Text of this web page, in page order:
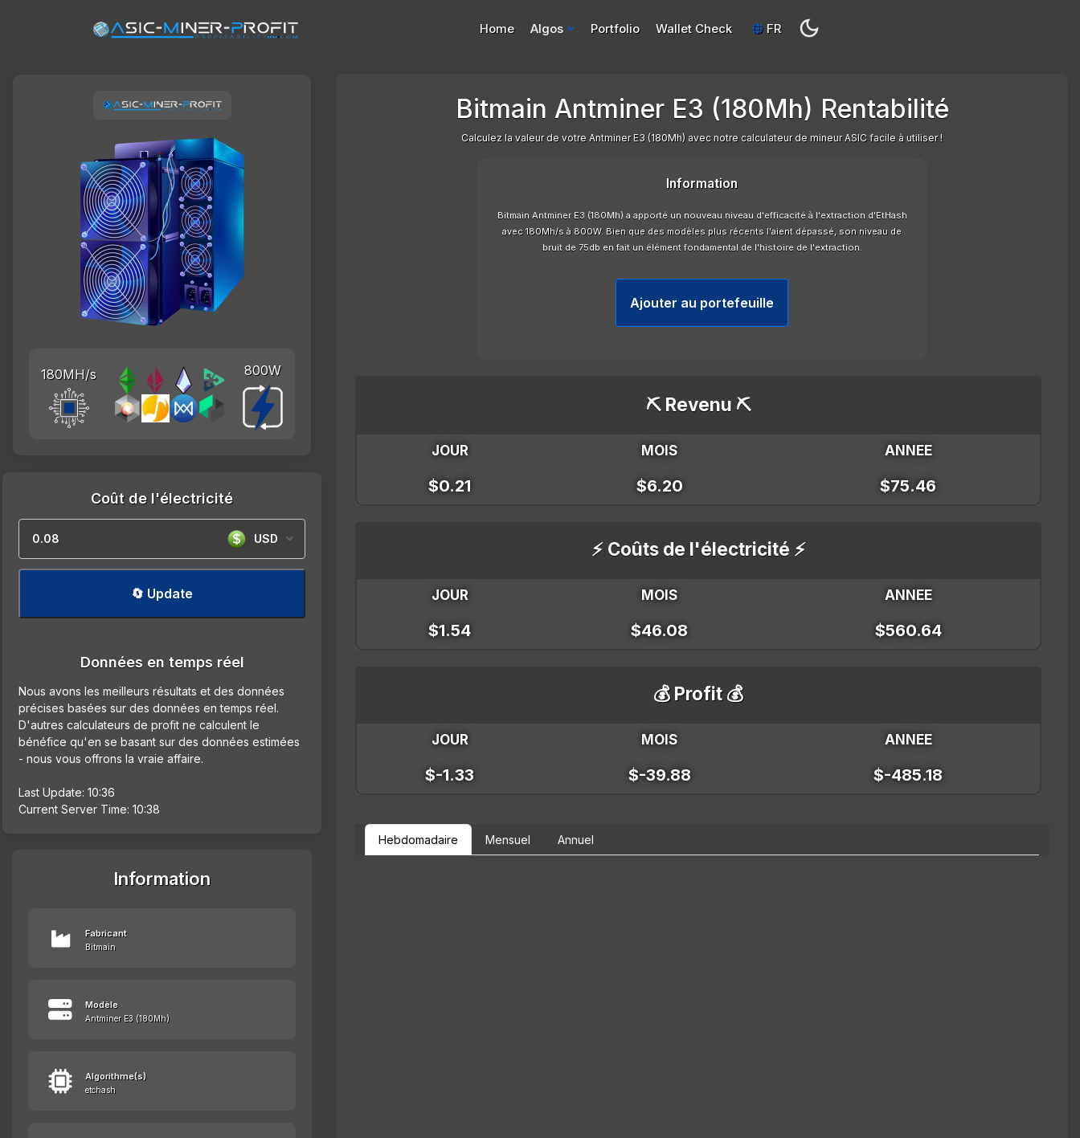
Home Algos Portfolio Wallet Check FR
180MH/s 800W
Coût de l'électricité
USD
🔄 Update
Données en temps réel
Nous avons les meilleurs résultats et des données
précises basées sur des données en temps réel.
D'autres calculateurs de profit ne calculent le
bénéfice qu'en se basant sur des données estimées
- nous vous offrons la vraie affaire.
Last Update: 10:36
Current Server Time: 10:38
Information
Fabricant
Bitmain
Modèle
Antminer E3 (180Mh)
Algorithme(s)
etchash
Bitmain Antminer E3 (180Mh) Rentabilité
Calculez la valeur de votre Antminer E3 (180Mh) avec notre calculateur de mineur ASIC facile à utiliser !
Information
Bitmain Antminer E3 (180Mh) a apporté un nouveau niveau d'efficacité à l'extraction d'EtHash
avec 180Mh/s à 800W. Bien que des modèles plus récents l'aient dépassé, son niveau de
bruit de 75db en fait un élément fondamental de l'histoire de l'extraction.
Ajouter au portefeuille
⛏️ Revenu ⛏️
JOUR MOIS ANNEE
$0.21 $6.20 $75.46
⚡ Coûts de l'électricité ⚡
JOUR MOIS ANNEE
$1.54 $46.08 $560.64
💰 Profit 💰
JOUR MOIS ANNEE
$-1.33 $-39.88 $-485.18
Hebdomadaire Mensuel Annuel